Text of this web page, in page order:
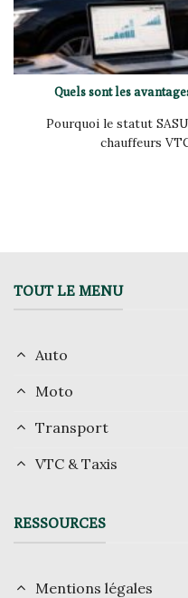
Quels sont les
Pourquoi le statut
chauffeurs
TOUT LE MENU
Auto
Moto
Transport
VTC & Taxis
RESSOURCES
Mentions légales